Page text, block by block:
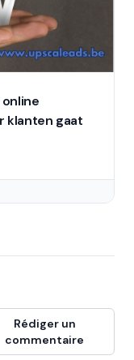
klanten gaat
Rédiger un
commentaire